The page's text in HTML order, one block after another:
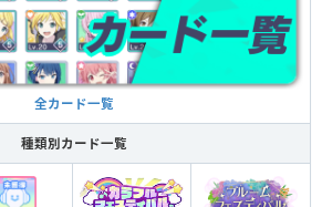
全カード一覧
種類別カード一覧